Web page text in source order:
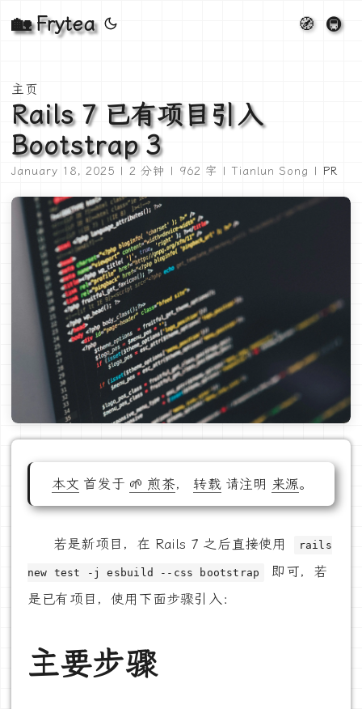
🏡 Frytea 🧭 🚇
主页
Rails 7 已有项目引入
Bootstrap 3
January 18, 2025 | 2 分钟 | 962 字 | Tianlun Song | PR
本文 首发于 🌱 煎茶，转载请注明 来源。
若是新项目，在 Rails 7 之后直接使用 rails
new test -j esbuild --css bootstrap
即可，若
是已有项目，使用下面步骤引入：
主要步骤